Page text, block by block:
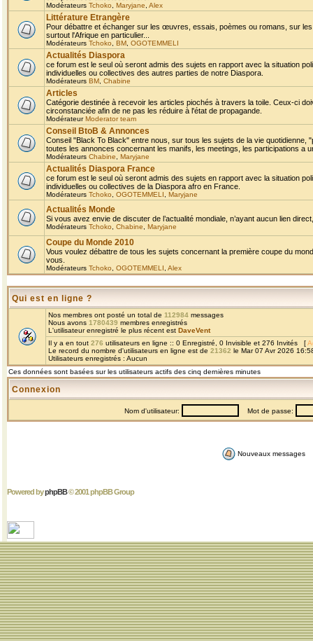
Modérateurs Tchoko Maryjane Alex
Littérature Etrangère
Pour débattre et échanger sur les œuvres, essais, poèmes ou romans, sur
surtout l'Afrique en particulier...
Modérateurs Tchoko BM OGOTEMMELI
Actualités Diaspora
ce forum est le seul où seront admis des sujets en rapport avec la situation
individuelles ou collectives des autres parties de notre Diaspora.
Modérateurs BM Chabine
Articles
Catégorie destinée à recevoir les articles piochés à travers la toile. Ceux-ci
circonstanciée afin de ne pas les réduire à l'état de propagande.
ModérateurModerator team
Conseil BtoB & Annonces
Conseil "Black To Black" entre nous, sur tous les sujets de la vie
toutes les annonces concernant les manifs, les meetings, les participations a
Modérateurs Chabine Maryjane
Actualités Diaspora France
ce forum est le seul où seront admis des sujets en rapport avec la situation
individuelles ou collectives de la Diaspora afro en France.
Modérateurs Tchoko OGOTEMMELI Maryjane
Actualités Monde
Si vous avez envie de discuter de l’actualité mondiale, n’ayant aucun lien
Modérateurs Tchoko Chabine Maryjane
Coupe du Monde 2010
Vous voulez débattre de tous les sujets concernant la première coupe du
vous.
Modérateurs Tchoko OGOTEMMELI Alex
Qui est en ligne ?
Nos membres ont posté un total de 112984 messages
Nous avons 1780439 membres enregistrés
L'utilisateur enregistré le plus récent est DaveVent
Il y a en tout 276 utilisateurs en ligne :: 0 Enregistré, 0 Invisible et 276 Invités [
Le record du nombre d'utilisateurs en ligne est de 21362 le Mar 07 Avr 2026
Utilisateurs enregistrés : Aucun
Ces données sont basées sur les utilisateurs actifs des cinq dernières minutes
Connexion
Nom d'utilisateur: Mot de passe:
Nouveaux messages
Powered byphpBB© 2001 phpBB Group